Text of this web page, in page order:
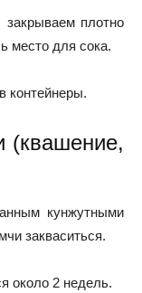
плотно
место для сока.
(квашение,
кунжутными
закваситься.
около 2 недель.